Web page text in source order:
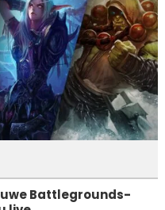
Battlegrounds-